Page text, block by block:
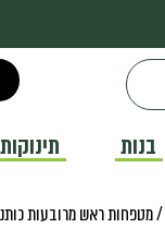
בנות תינוקות
/ מטפחות ראש מרובעות כותנה